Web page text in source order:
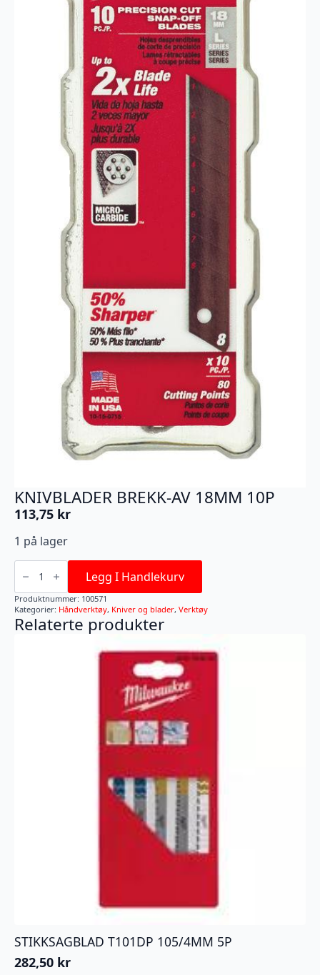
KNIVBLADER BREKK-AV 18MM 10P
113,75 kr
1 på lager
KNIVBLADER
BREKK-
18MM
10P
antall
Legg I Handlekurv
Produktnummer: 100571
Kategorier: Håndverktøy, Kniver og blader, Verktøy
Relaterte produkter
STIKKSAGBLAD T101DP 105/4MM 5P
282,50 kr